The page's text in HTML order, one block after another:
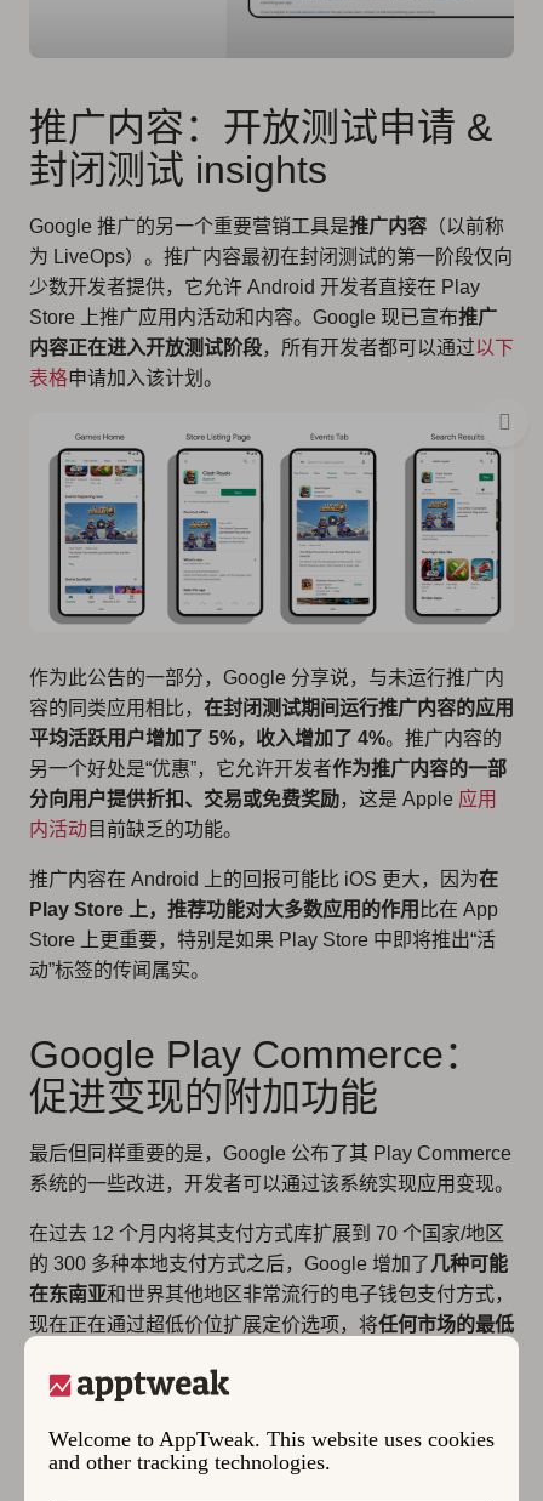
Welcome to AppTweak. This website uses cookies
and other tracking technologies.
推广内容：开放测试申请 &
封闭测试 insights
Google 推广的另一个重要营销工具是推广内容 （以前称
为 LiveOps）。推广内容最初在封闭测试的第一阶段仅向
少数开发者提供，它允许 Android 开发者直接在 Play
Store 上推广应用内活动和内容。Google 现已宣布推广
内容正在进入开放测试阶段，所有开发者都可以通过以下
表格申请加入该计划。
作为此公告的一部分，Google 分享说，与未运行推广内
容的同类应用相比， 在封闭测试期间运行推广内容的应用
平均活跃用户增加了 5%，收入增加了 4%。推广内容的
另一个好处是“优惠”，它允许开发者作为推广内容的一部
分向用户提供折扣、交易或免费奖励，这是 Apple 应用
内活动 目前缺乏的功能。
推广内容在 Android 上的回报可能比 iOS 更大，因为在
Play Store 上，推荐功能对大多数应用的作用 比在 App
Store 上更重要，特别是如果 Play Store 中即将推出“活
动”标签的传闻属实。
Google Play Commerce：
促进变现的附加功能
最后但同样重要的是，Google 公布了其 Play Commerce
系统的一些改进，开发者可以通过该系统实现应用变现。
在过去 12 个月内将其支付方式库扩展到 70 个国家/地区
的 300 多种本地支付方式之后，Google 增加了 几种可能
在东南亚和世界其他地区非常流行的电子钱包支付方式，
现在正在通过超低价位扩展定价选项，将任何市场的最低
助开发者根据当地购买力调整价格，还能够开展与当地相
Google Play 还为依赖订阅收入模式的应用开发者提供了